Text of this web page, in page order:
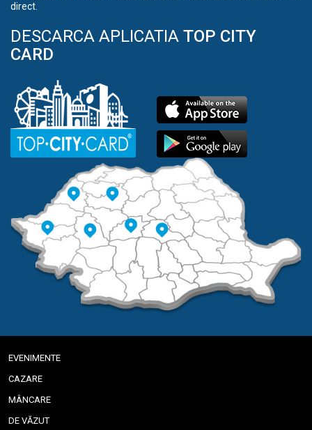
direct.
DESCARCA APLICATIA TOP CITY
CARD
EVENIMENTE
CAZARE
MÂNCARE
DE VĂZUT